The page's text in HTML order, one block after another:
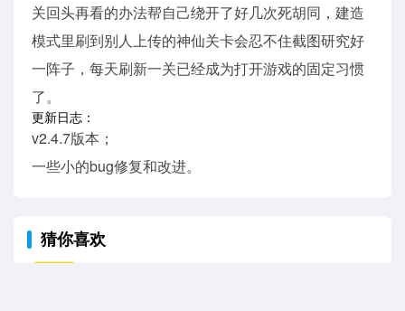
关回头再看的办法帮自己绕开了好几次死胡同，建造
模式里刷到别人上传的神仙关卡会忍不住截图研究好
一阵子，每天刷新一关已经成为打开游戏的固定习惯
了。
更新日志：
v2.4.7版本；
一些小的bug修复和改进。
猜你喜欢